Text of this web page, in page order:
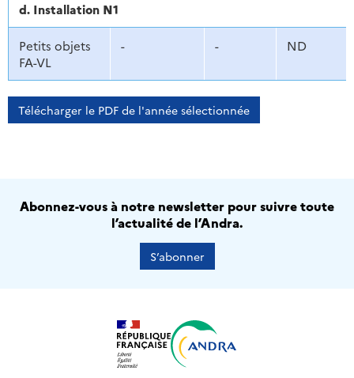
d. Installation N1
Petits objets
FA-VL
- - ND
Télécharger le PDF de l'année sélectionnée
Abonnez-vous à notre newsletter pour suivre toute
l’actualité de l’Andra.
S’abonner